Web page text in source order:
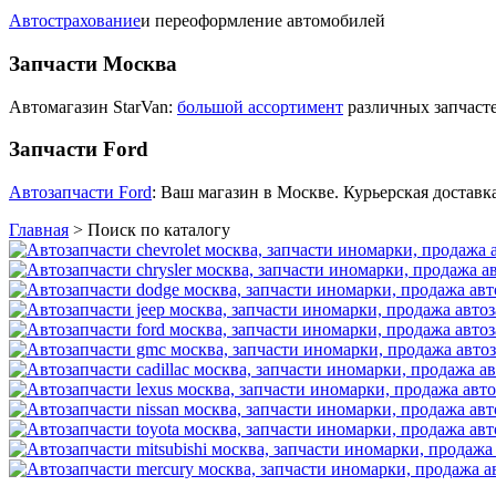
Автострахованиеи переоформление автомобилей
Запчасти Москва
Автомагазин StarVan: большой ассортимент различных
Запчасти Ford
Автозапчасти Ford: Ваш магазин в Москве. Курьерская
Главная > Поиск по каталогу